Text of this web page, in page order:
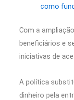
como
Com a
beneficiários e
iniciativas de
A política
dinheiro pela